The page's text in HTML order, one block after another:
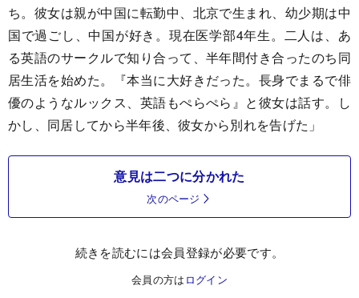
ち。彼女は親が中国に転勤中、北京で生まれ、幼少期は中
国で過ごし、中国が好き。現在医学部4年生。二人は、あ
る英語のサークルで知り合って、半年間付き合ったのち同
居生活を始めた。『本当に大好きだった。長身でまるで俳
優のようなルックス、英語もぺらぺら』と彼女は話す。し
かし、同居してから半年後、彼女から別れを告げた」
意見は二つに分かれた
次のページ
続きを読むには会員登録が必要です。
会員の方は ログイン